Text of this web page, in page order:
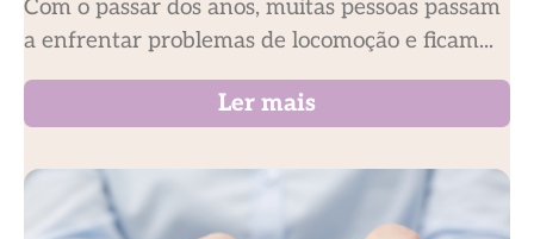
Com o passar dos anos, muitas pessoas passam
a enfrentar problemas de locomoção e ficam...
Ler mais